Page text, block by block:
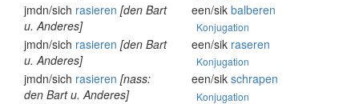
jmdn/sich rasieren [den Bart
u. Anderes]
een/sik balberen
Konjugation
jmdn/sich rasieren [den Bart
u. Anderes]
een/sik raseren
Konjugation
jmdn/sich rasieren [nass:
den Bart u. Anderes]
een/sik schrapen
Konjugation